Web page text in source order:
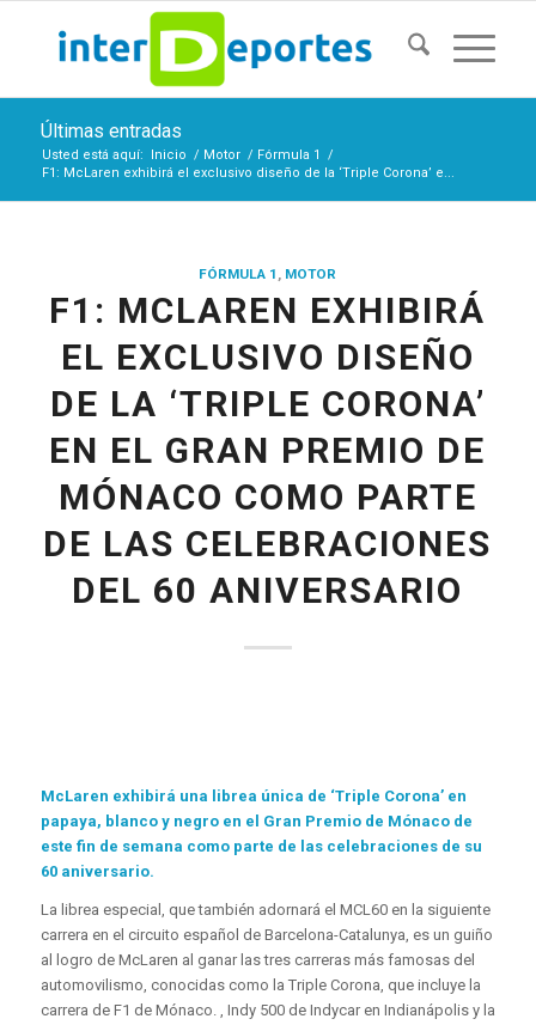
Últimas entradas
Usted está aquí: Inicio / Motor / Fórmula 1
/
F1: McLaren exhibirá el exclusivo diseño de la ‘Triple Corona’ e...
FÓRMULA 1 , MOTOR
F1: MCLAREN EXHIBIRÁ
EL EXCLUSIVO DISEÑO
DE LA ‘TRIPLE CORONA’
EN EL GRAN PREMIO DE
MÓNACO COMO PARTE
DE LAS CELEBRACIONES
DEL 60 ANIVERSARIO
McLaren exhibirá una librea única de ‘Triple Corona’ en
papaya, blanco y negro en el Gran Premio de Mónaco de
este fin de semana como parte de las celebraciones de su
60 aniversario.
La librea especial, que también adornará el MCL60 en la siguiente
carrera en el circuito español de Barcelona-Catalunya, es un guiño
al logro de McLaren al ganar las tres carreras más famosas del
automovilismo, conocidas como la Triple Corona, que incluye la
carrera de F1 de Mónaco. , Indy 500 de Indycar en Indianápolis y la